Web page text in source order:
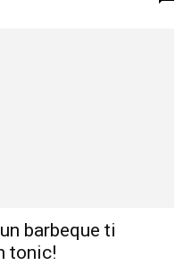
barbeque ti
tonic!